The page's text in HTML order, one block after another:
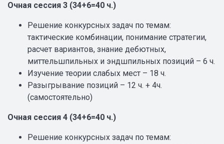
Очная сессия 3 (34+6=40 ч.)
Решение конкурсных задач по темам:
тактические комбинации, понимание стратегии,
расчет вариантов, знание дебютных,
миттельшпильных и эндшпильных позиций – 6 ч.
Изучение теории слабых мест – 18 ч.
Разыгрывание позиций – 12 ч. + 4ч.
(самостоятельно)
Очная сессия 4 (34+6=40 ч.)
Решение конкурсных задач по темам: